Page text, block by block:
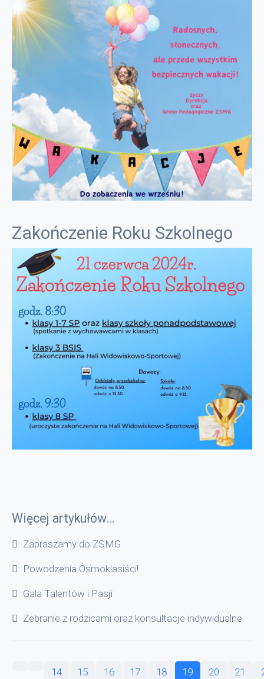
Zakończenie Roku Szkolnego
Więcej artykułów…
Zapraszamy do ZSMG
Powodzenia Ósmoklasiści!
Gala Talentów i Pasji
Zebranie z rodzicami oraz konsultacje indywidualne
14 15 16 17 18 19 20 21